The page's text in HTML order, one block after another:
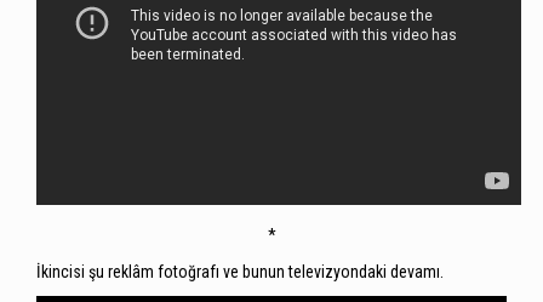
*
İkincisi şu reklâm fotoğrafı ve bunun televizyondaki devamı.